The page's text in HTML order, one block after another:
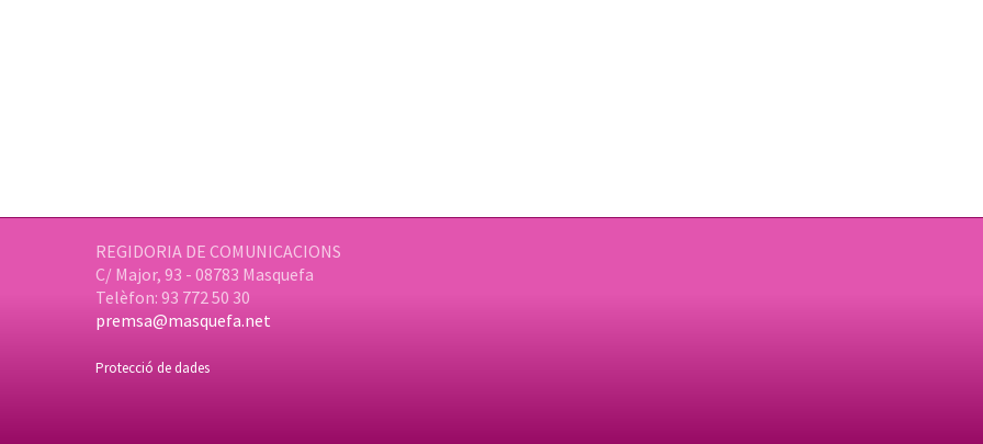
REGIDORIA DE COMUNICACIONS
C/ Major, 93 - 08783 Masquefa
Telèfon: 93 772 50 30
premsa@masquefa.net
Protecció de dades